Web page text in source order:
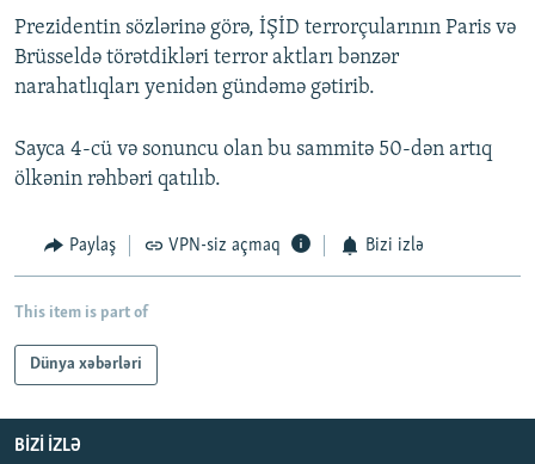
Prezidentin sözlərinə görə, İŞİD terrorçularının Paris və
Brüsseldə törətdikləri terror aktları bənzər
narahatlıqları yenidən gündəmə gətirib.
Sayca 4-cü və sonuncu olan bu sammitə 50-dən artıq
ölkənin rəhbəri qatılıb.
Paylaş VPN-siz açmaq Bizi izlə
This item is part of
Dünya xəbərləri
BIZI IZLƏ